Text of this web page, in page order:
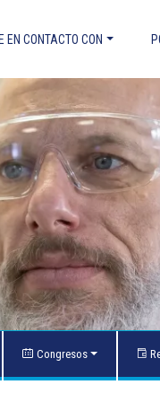
EN CONTACTO CON
son las
OCULARES
DMLE
CON
Y
de las
Congresos